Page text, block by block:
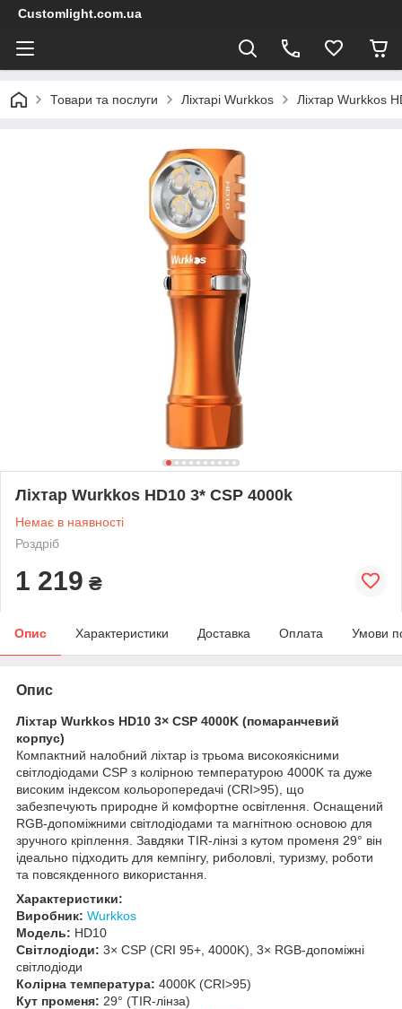
Customlight.com.ua
Товари та послуги Ліхтарі Wurkkos Ліхтар Wurkkos
Ліхтар Wurkkos HD10 3* CSP 4000k
Немає в наявності
Роздріб
1 219 ₴
Опис Характеристики Доставка Оплата Умови
Опис
Ліхтар Wurkkos HD10 3× CSP 4000K (помаранчевий
корпус)
Компактний налобний ліхтар із трьома високоякісними
світлодіодами CSP з колірною температурою 4000K та дуже
високим індексом кольоропередачі (CRI>95), що
забезпечують природне й комфортне освітлення. Оснащений
RGB-допоміжними світлодіодами та магнітною основою для
зручного кріплення. Завдяки TIR-лінзі з кутом променя 29° він
ідеально підходить для кемпінгу, риболовлі, туризму, роботи
та повсякденного використання.
Характеристики:
Виробник: Wurkkos
Модель: HD10
Світлодіоди: 3× CSP (CRI 95+, 4000K), 3× RGB-допоміжні
світлодіоди
Колірна температура: 4000K (CRI>95)
Кут променя: 29° (TIR-лінза)